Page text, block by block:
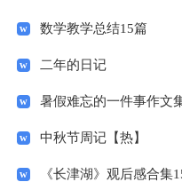
数学教学总结15篇
二年的日记
暑假难忘的一件事作文
中秋节周记【热】
《长津湖》观后感合集